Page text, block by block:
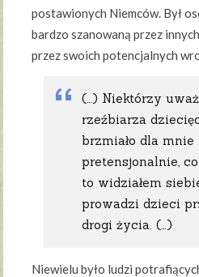
postawionych Niemców. Był
bardzo szanowaną przez
przez swoich potencjalnych
(…) Niektórzy
rzeźbiarza
brzmiało dla mnie
pretensjonalnie,
to widziałem
prowadzi dzieci
drogi życia. (…)
Niewielu było ludzi